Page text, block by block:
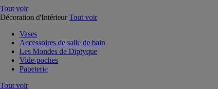
Tout voir
Décoration d'Intérieur Tout voir
Vases
Accessoires de salle de bain
Les Mondes de Diptyque
Vide-poches
Papeterie
Tout voir